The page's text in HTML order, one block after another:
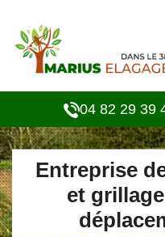
04 82 29 39
Entreprise
et